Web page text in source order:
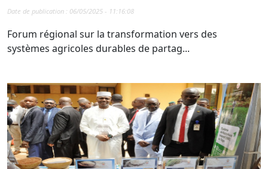
Date de publication : 06/05/2025 - 11:16:08
Forum régional sur la transformation vers des
systèmes agricoles durables de partag...